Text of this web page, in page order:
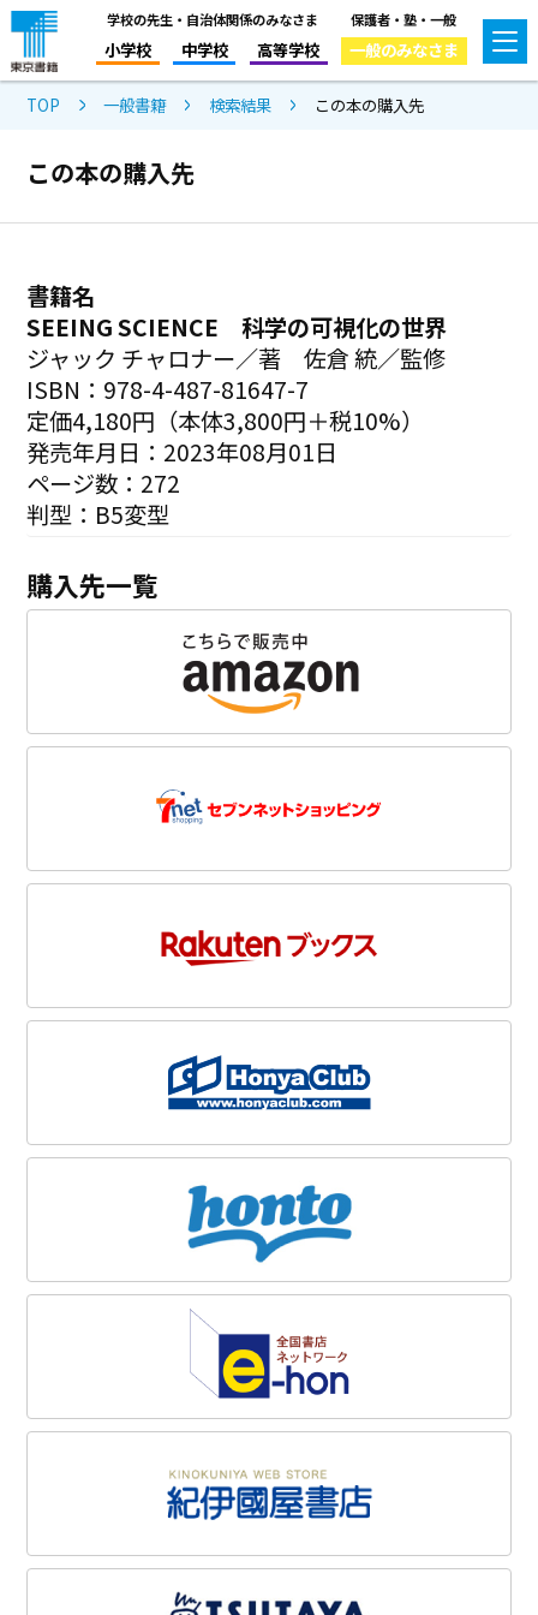
学校の先生・自治体関係のみなさま
小学校 中学校 高等学校
保護者・塾・一般
一般のみなさま
TOP 一般書籍 検索結果 この本の購入先
この本の購入先
書籍名
SEEING SCIENCE 科学の可視化の世界
ジャック チャロナー／著 佐倉 統／監修
ISBN：978-4-487-81647-7
定価4,180円（本体3,800円＋税10%）
発売年月日：2023年08月01日
ページ数：272
判型：B5変型
購入先一覧